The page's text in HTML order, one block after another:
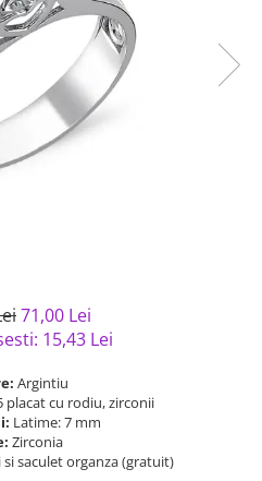
71,00 Lei
15,43 Lei
Argintiu
placat cu rodiu, zirconii
Latime: 7 mm
Zirconia
saculet organza (gratuit)